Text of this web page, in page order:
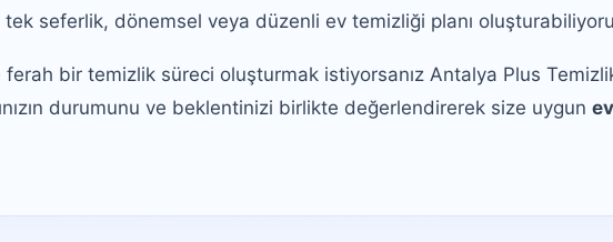
seferlik, dönemsel veya düzenli ev temizliği planı
bir temizlik süreci oluşturmak istiyorsanız Antalya Plus
durumunu ve beklentinizi birlikte değerlendirerek size uygun ev